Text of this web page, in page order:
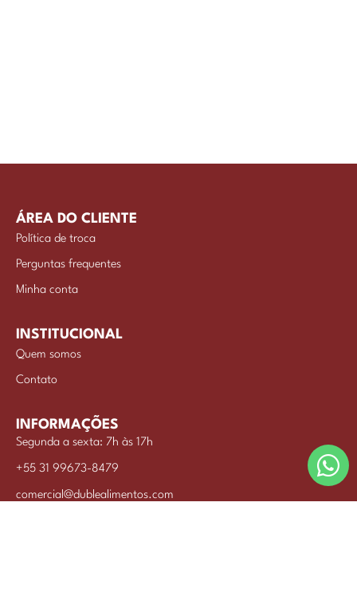
ÁREA DO CLIENTE
Política de troca
Perguntas frequentes
Minha conta
INSTITUCIONAL
Quem somos
Contato
INFORMAÇÕES
Segunda a sexta: 7h às 17h
+55 31 99673-8479
comercial@dublealimentos.com